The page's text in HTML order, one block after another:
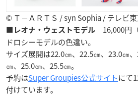
© Ｔ−ＡＲＴＳ / syn Sophia / テレビ
■レオナ・ウェストモデル
16,000円
ドロシーモデルの色違い。
サイズ展開は22.0㎝、22.5㎝、23.0㎝
㎝、25.0㎝、25.5㎝。
予約はSuper Groupies公式サイトにて
付けています。